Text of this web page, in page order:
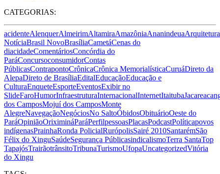
CATEGORIAS:
acidenteAlenquerAlmeirimAltamiraAmazôniaAnanindeuaArquitetura
NotíciaBrasil NovoBrasíliaCametáCenas do
diacidadeComentáriosConcórdia do
ParáConcursoconsumidorContas
PúblicasContrapontoCrônicaCrônica MemorialísticaCuruáDireto da
AlepaDireto de BrasíliaEditalEducaçãoEducação e
CulturaEnqueteEsporteEventosExibir no
SlideFaroHumorInfraestruturaInternacionalInternetItaituba
dos CamposMojuí dos CamposMonte
AlegreNavegaçãoNegóciosNo SaltoÓbidosObituárioOeste do
ParáOpiniãoOriximináParáPerfilpessoasPlacasPodcastPolíticapovos
indígenasPrainhaRonda PolicialRurópolisSairé 2010SantarémSão
Félix do XinguSaúdeSegurança PúblicasindicalismoTerra SantaTop
TapajósTrairãotrânsitoTribunaTurismoUfopaUncategorizedVitória
do Xingu